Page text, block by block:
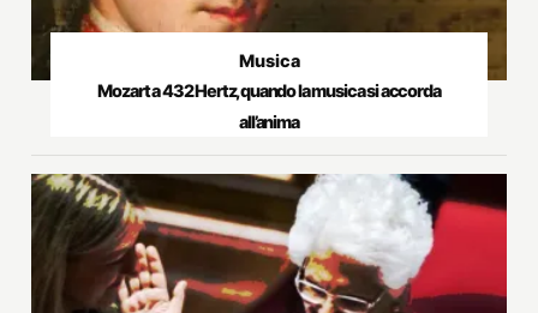
Musica
Mozart a 432 Hertz, quando la musica si accorda
all’anima